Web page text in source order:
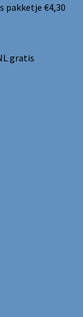
pakketje €4,30
gratis